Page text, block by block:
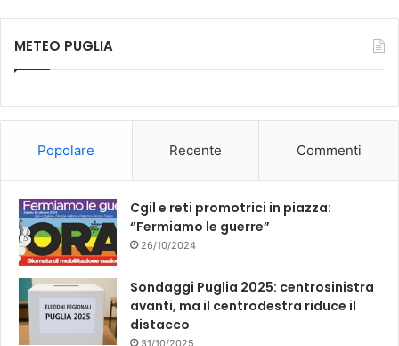
c
k
u
METEO PUGLIA
Popolare Recente Commenti
Cgil e reti promotrici in piazza:
“Fermiamo le guerre”
26/10/2024
Sondaggi Puglia 2025: centrosinistra
avanti, ma il centrodestra riduce il
distacco